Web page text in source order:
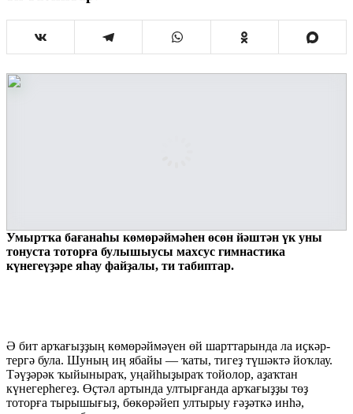
Умыртҡа бағанаһы көмөрәймәһен өсөн йәштән үк уны
тонуста тоторға булышыу­сы махсус гимнастика
күнегеүҙәре яһау файҙалы, ти табиптар.
Ә бит арҡағыҙҙың көмөрәй­мәүен өй шарттарында ла иҫкәр­
тергә була. Шуның иң ябайы — ҡаты, тигеҙ түшәктә йоҡлау.
Тәү­ҙәрәк ҡыйыныраҡ, уңайһыҙыраҡ тойолор, аҙаҡтан
күнегерһегеҙ. Өҫтәл артында ултырғанда арҡа­ғыҙҙы төҙ
тоторға тырышығыҙ, бөкөрәйеп ултырыу ғәҙәткә инһә,